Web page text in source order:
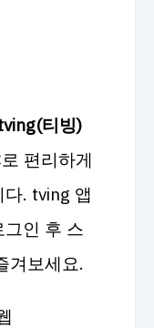
티빙)
편리하게
. tving 앱
인 후 스
겨보세요.